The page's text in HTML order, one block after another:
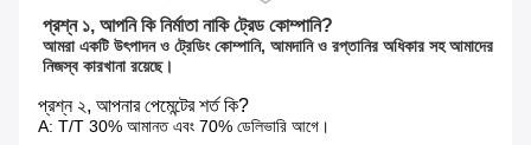
প্রশ্ন ১, আপনি কি নির্মাতা নাকি ট্রেড কোম্পানি?
আমরা একটি উৎপাদন ও ট্রেডিং কোম্পানি, আমদানি ও রপ্তানির অধিকার সহ আমাদের
নিজস্ব কারখানা রয়েছে।
প্রশ্ন ২, আপনার পেমেন্টের শর্ত কি?
A: T/T 30% আমানত এবং 70% ডেলিভারি আগে।